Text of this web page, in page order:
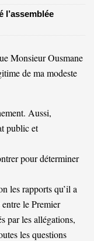
l’assemblée
Monsieur Ousmane
de ma modeste
Aussi,
public et
pour déterminer
les rapports qu’il a
le Premier
par les allégations,
les questions